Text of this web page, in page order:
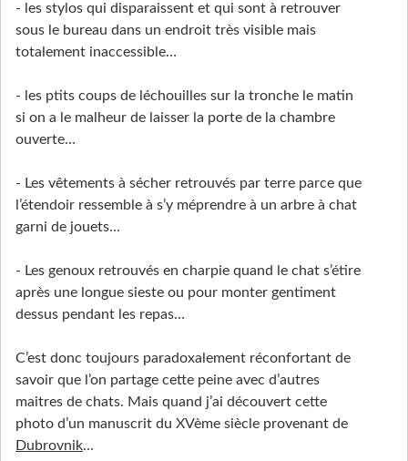
- les stylos qui disparaissent et qui sont à retrouver
sous le bureau dans un endroit très visible mais
totalement inaccessible…
- les ptits coups de léchouilles sur la tronche le matin
si on a le malheur de laisser la porte de la chambre
ouverte…
- Les vêtements à sécher retrouvés par terre parce que
l’étendoir ressemble à s’y méprendre à un arbre à chat
garni de jouets…
- Les genoux retrouvés en charpie quand le chat s’étire
après une longue sieste ou pour monter gentiment
dessus pendant les repas…
C’est donc toujours paradoxalement réconfortant de
savoir que l’on partage cette peine avec d’autres
maitres de chats. Mais quand j’ai découvert cette
photo d’un manuscrit du XVème siècle provenant de
Dubrovnik…